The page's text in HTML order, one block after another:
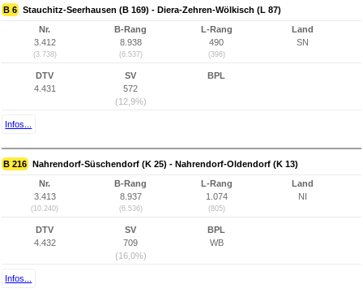
B 6 Stauchitz-Seerhausen (B 169) - Diera-Zehren-Wölkisch (L 87)
Nr.
3.412
(3.738)
B-Rang
8.938
(6.537)
L-Rang
490
(398)
Land
SN
DTV
4.431
SV
572
(12,9%)
BPL
Infos...
B 216 Nahrendorf-Süschendorf (K 25) - Nahrendorf-Oldendorf (K 13)
Nr.
3.413
(10.240)
B-Rang
8.937
(6.536)
L-Rang
1.074
(805)
Land
NI
DTV
4.432
SV
709
(16,0%)
BPL
WB
Infos...